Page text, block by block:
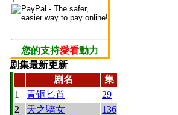
您的支持愛看動力
剧集最新更新
剧名
集
1
青铜匕首
29
2
天之驕女
136